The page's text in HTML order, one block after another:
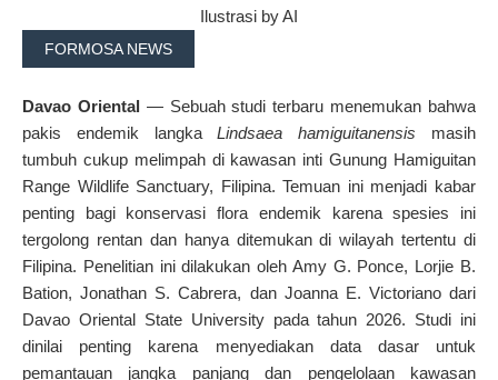
Ilustrasi by AI
FORMOSA NEWS
Davao Oriental — Sebuah studi terbaru menemukan bahwa
pakis endemik langkaLindsaea hamiguitanensis masih
tumbuh cukup melimpah di kawasan inti Gunung Hamiguitan
Range Wildlife Sanctuary, Filipina. Temuan ini menjadi kabar
penting bagi konservasi flora endemik karena spesies ini
tergolong rentan dan hanya ditemukan di wilayah tertentu di
Filipina. Penelitian ini dilakukan oleh Amy G. Ponce, Lorjie B.
Bation, Jonathan S. Cabrera, dan Joanna E. Victoriano dari
Davao Oriental State University pada tahun 2026. Studi ini
dinilai penting karena menyediakan data dasar untuk
pemantauan jangka panjang dan pengelolaan kawasan